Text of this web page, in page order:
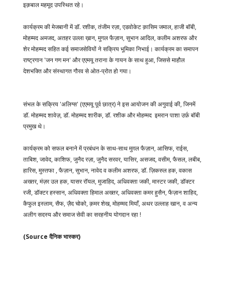
इक़बाल महमूद उपस्थित रहे।
कार्यक्रम की मेजबानी में डॉ. रशीक, तंजीम रज़ा, एडवोकेट क़ासिम जमाल, हाजी बॉबी,
मोहम्मद अमजद, अतहर उल्ला ख़ान, मुगल फैज़ान, सुभान आदिल, कलीम अशरफ और
शेर मोहम्मद सहित कई समाजसेवियों ने सक्रिय भूमिका निभाई। कार्यक्रम का समापन
राष्ट्रगान 'जन गण मन' और एएमयू तराना के गायन के साथ हुआ, जिससे माहौल
देशभक्ति और संस्थागत गौरव से ओत-प्रोत हो गया।
संभल के सक्रिय 'अलिग्स' (एएमयू पूर्व छात्र) ने इस आयोजन की अगुवाई की, जिनमें
डॉ. मोहम्मद शावेज़, डॉ. मोहम्मद शारीक, डॉ. रशीक और मोहम्मद इमरान पाशा उर्फ़ बॉबी
प्रमुख थे।
कार्यक्रम को सफल बनाने में प्रबंधन के साथ-साथ मुग़ल फैज़ान, आसिफ, राईस,
ताबिश, जावेद, काशिफ, जुनैद रज़ा, जुनैद सरवर, यासिर, असजद, वसीम, फैसल, लबीब,
हारिस, मुस्तफा , फैज़ान, सुभान, नावेद व कलीम अशरफ, डॉ. ज़िकरुल हक, वकास
अख्तर, मंज़र उल हक, यासर रॉयल, मुजाहिद, अधिवक्ता जकी, मास्टर जकी, डॉक्टर
रजी, डॉक्टर हस्सान, अधिवक्ता हिमाल अख्तर, अधिवक्ता कमर हुसैन, फैज़ान शाहिद,
कैफुल इस्लाम, सैफ, ज़ैद चोको, क़मर शेख, मोहम्मद मियाँ, अथर उल्लाह खान, व अन्य
अलीग सदस्य और समाज सेवी का सरहनीय योगदान रहा !
(Source दैनिक भास्कर)